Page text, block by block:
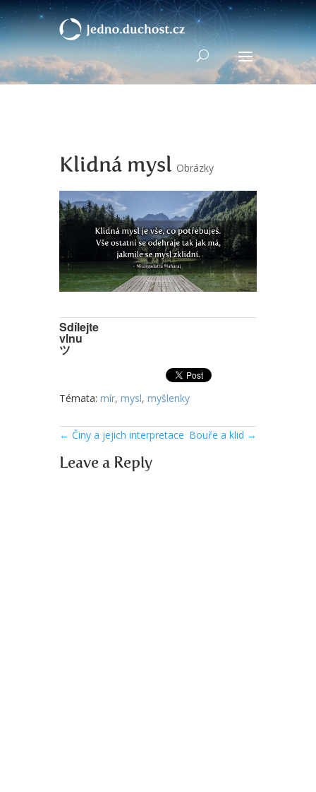
Klidná mysl Obrázky
Sdílejte
vlnu
ツ
Témata: mír, mysl, myšlenky
← Činy a jejich interpretace Bouře a klid →
Leave a Reply